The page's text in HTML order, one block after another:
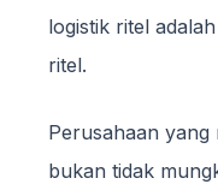
logistik ritel
ritel.
Perusahaan
bukan tidak